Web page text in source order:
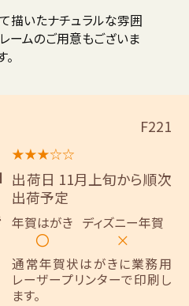
描いたナチュラルな雰囲
ームのご用意もございま
。
F221
★★★☆☆
出荷日 11月上旬から順次
出荷予定
年賀はがき
〇
ディズニー年賀
×
通常年賀状はがきに業務用
レーザープリンターで印刷し
ます。